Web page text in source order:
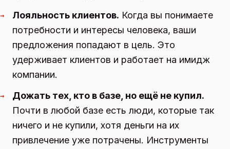
→ Лояльность клиентов. Когда вы понимаете
потребности и интересы человека, ваши
предложения попадают в цель. Это
удерживает клиентов и работает на имидж
компании.
→
Дожать тех, кто в базе, но ещё не купил.
Почти в любой базе есть люди, которые так
ничего и не купили, хотя деньги на их
привлечение уже потрачены. Инструменты